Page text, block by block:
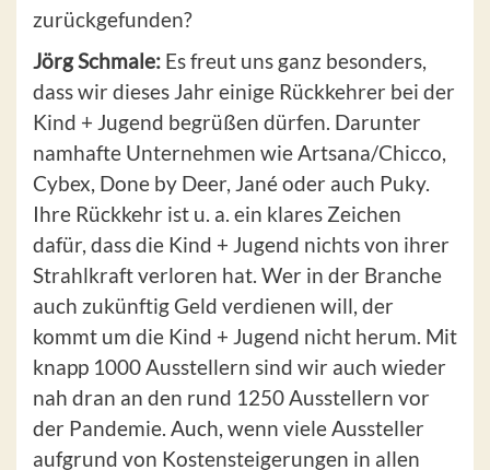
zurückgefunden?
Jörg Schmale: Es freut uns ganz besonders,
dass wir dieses Jahr einige Rückkehrer bei der
Kind + Jugend begrüßen dürfen. Darunter
namhafte Unternehmen wie Artsana/Chicco,
Cybex, Done by Deer, Jané oder auch Puky.
Ihre Rückkehr ist u. a. ein klares Zeichen
dafür, dass die Kind + Jugend nichts von ihrer
Strahlkraft verloren hat. Wer in der Branche
auch zukünftig Geld verdienen will, der
kommt um die Kind + Jugend nicht herum. Mit
knapp 1000 Ausstellern sind wir auch wieder
nah dran an den rund 1250 Ausstellern vor
der Pandemie. Auch, wenn viele Aussteller
aufgrund von Kostensteigerungen in allen